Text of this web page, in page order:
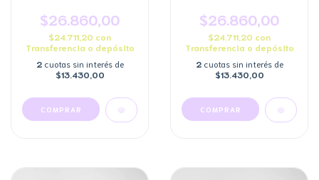
$26.860,00
$24.711,20 con
Transferencia o depósito
2 cuotas sin interés de
$13.430,00
$26.860,00
$24.711,20 con
Transferencia o depósito
2 cuotas sin interés de
$13.430,00